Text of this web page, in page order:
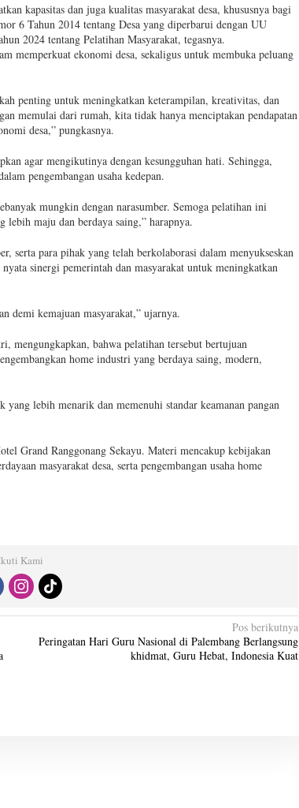
kapasitas dan juga kualitas masyarakat desa, khususnya bagi
6 Tahun 2014 tentang Desa yang diperbarui dengan UU
2024 tentang Pelatihan Masyarakat, tegasnya.
memperkuat ekonomi desa, sekaligus untuk membuka peluang
penting untuk meningkatkan keterampilan, kreativitas, dan
memulai dari rumah, kita tidak hanya menciptakan pendapatan
desa,” pungkasnya.
agar mengikutinya dengan kesungguhan hati. Sehingga,
pengembangan usaha kedepan.
mungkin dengan narasumber. Semoga pelatihan ini
lebih maju dan berdaya saing,” harapnya.
serta para pihak yang telah berkolaborasi dalam menyukseskan
sinergi pemerintah dan masyarakat untuk meningkatkan
demi kemajuan masyarakat,” ujarnya.
bahwa pelatihan tersebut bertujuan
home industri yang berdaya saing, modern,
lebih menarik dan memenuhi standar keamanan pangan
Grand Ranggonang Sekayu. Materi mencakup kebijakan
masyarakat desa, serta pengembangan usaha home
Kami
Pos berikutnya
Peringatan Hari Guru Nasional di Palembang Berlangsung
khidmat, Guru Hebat, Indonesia Kuat